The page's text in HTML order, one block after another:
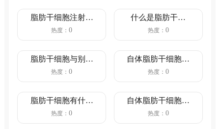
脂肪干细胞注射治
疗面部衰老有什么
热度：0
什么是脂肪干细
胞？（脂肪干细胞
热度： 0
脂肪干细胞与别的
干细胞的差别和优
热度：0
自体脂肪干细胞的
作用！对人体有哪
热度： 0
脂肪干细胞有什么
用途？可以存储多
热度：0
自体脂肪干细胞美
容的优势有哪些
热度： 0